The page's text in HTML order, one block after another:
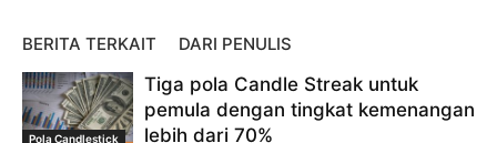
Contoh IQ Option
Gaya bermain IQ Option
Gaya perdagangan IQ Option
indikator rsi
indikator sma
indikator sma30
IQ Option IQ Option akun
BERITA TERKAIT DARI PENULIS
Pola Candlestick
Tiga pola Candle Streak untuk
pemula dengan tingkat kemenangan
lebih dari 70%